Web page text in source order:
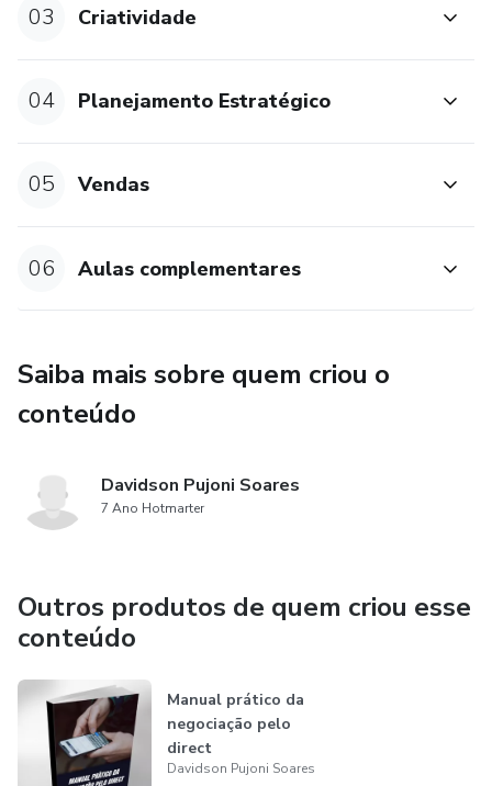
03 Criatividade
04 Planejamento Estratégico
05 Vendas
06 Aulas complementares
Saiba mais sobre quem criou o
conteúdo
Davidson Pujoni Soares
7 Ano Hotmarter
Outros produtos de quem criou esse
conteúdo
Manual prático da
negociação pelo
direct
Davidson Pujoni Soares